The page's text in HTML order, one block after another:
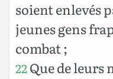
soient enlevés
jeunes gens
combat ;
22Que de leurs